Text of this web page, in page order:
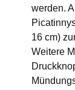
werden.
16 cm)
Weitere